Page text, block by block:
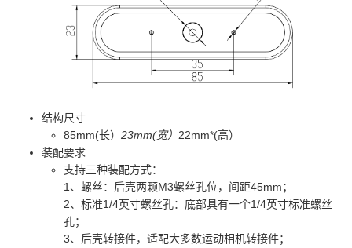
结构尺寸
85mm(长） 23mm(宽） 22mm*(高）
装配要求
支持三种装配方式：
1、螺丝：后壳两颗M3螺丝孔位，间距45mm；
2、标准1/4英寸螺丝孔：底部具有一个1/4英寸标准螺丝
孔；
3、后壳转接件，适配大多数运动相机转接件；